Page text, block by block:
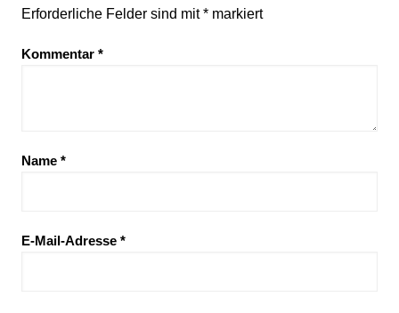
Erforderliche Felder sind mit*markiert
Kommentar *
Name *
E-Mail-Adresse *